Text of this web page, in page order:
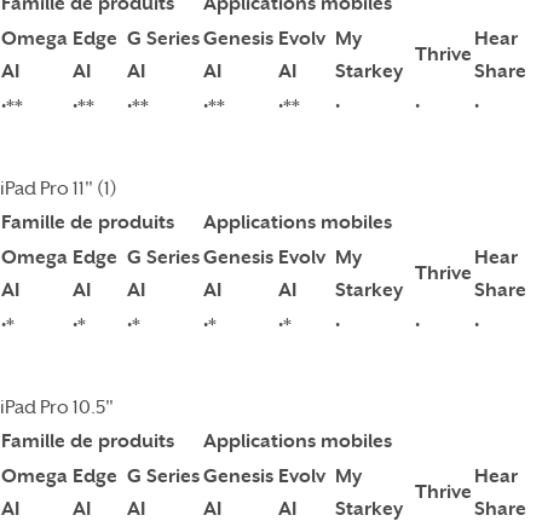
Omega
AI
Edge
AI
G Series
AI
Genesis
AI
Evolv
AI
My
Starkey
Thrive
Hear
Share
•**
•** •** •** •** • • •
iPad Pro 11" (1)
Famille de produits
Applications mobiles
Omega
AI
Edge
AI
G Series
AI
Genesis
AI
Evolv
AI
My
Starkey
Thrive
Hear
Share
•*
•* •* •* •* • • •
iPad Pro 10.5"
Famille de produits
Applications mobiles
Omega
AI
Edge
AI
G Series
AI
Genesis
AI
Evolv
AI
My
Starkey
Thrive
Hear
Share